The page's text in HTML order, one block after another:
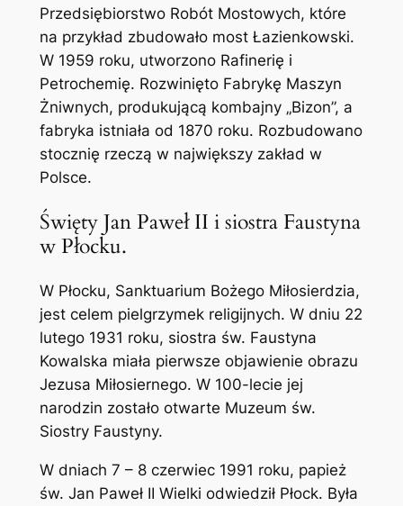
Przedsiębiorstwo Robót Mostowych, które
na przykład zbudowało most Łazienkowski.
W 1959 roku, utworzono Rafinerię i
Petrochemię. Rozwinięto Fabrykę Maszyn
Żniwnych, produkującą kombajny „Bizon”, a
fabryka istniała od 1870 roku. Rozbudowano
stocznię rzeczą w największy zakład w
Polsce.
Święty Jan Paweł II i siostra Faustyna
w Płocku.
W Płocku, Sanktuarium Bożego Miłosierdzia,
jest celem pielgrzymek religijnych. W dniu 22
lutego 1931 roku, siostra św. Faustyna
Kowalska miała pierwsze objawienie obrazu
Jezusa Miłosiernego. W 100-lecie jej
narodzin zostało otwarte Muzeum św.
Siostry Faustyny.
W dniach 7 – 8 czerwiec 1991 roku, papież
św. Jan Paweł II Wielki odwiedził Płock. Była